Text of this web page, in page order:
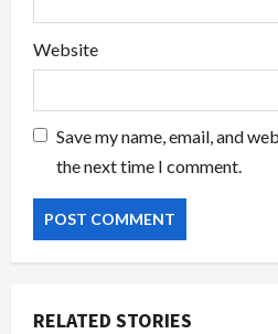
Website
Save my name, email, and
the next time I comment.
RELATED STORIES